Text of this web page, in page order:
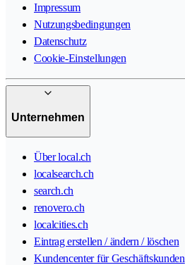
Impressum
Nutzungsbedingungen
Datenschutz
Cookie-Einstellungen
Unternehmen
Über local.ch
localsearch.ch
search.ch
renovero.ch
localcities.ch
Eintrag erstellen / ändern / löschen
Kundencenter für Geschäftskunden